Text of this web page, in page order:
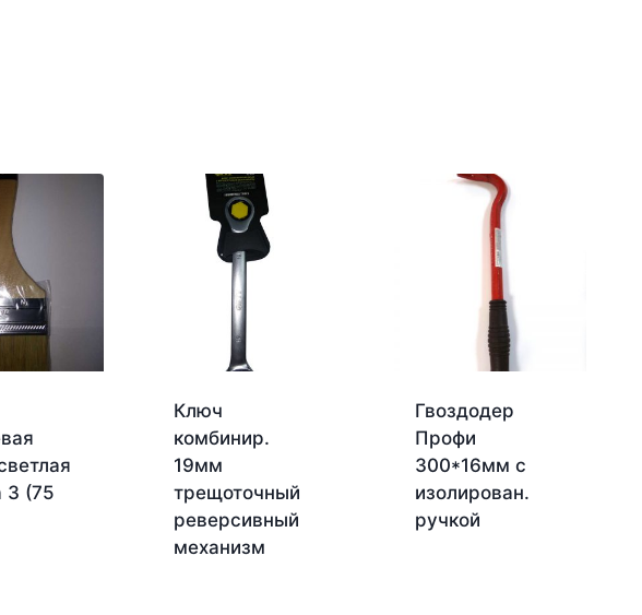
3 (75
Ключ
комбинир.
19мм
трещоточный
реверсивный
механизм
Гвоздодер
Профи
300*16мм с
изолирован.
ручкой